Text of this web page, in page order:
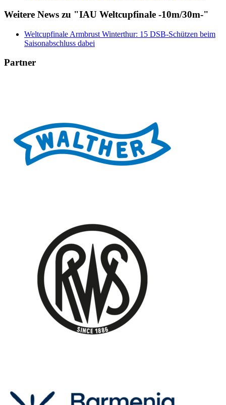
Weitere News zu "IAU Weltcupfinale -10m/30m-"
Weltcupfinale Armbrust Winterthur: 15 DSB-Schützen beim
Saisonabschluss dabei
Partner